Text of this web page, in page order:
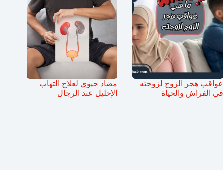
عواقب هجر الزوج لزوجته
في الفراش والحياة
مضاد حيوي لعلاج التهاب
الإحليل عند الرجال